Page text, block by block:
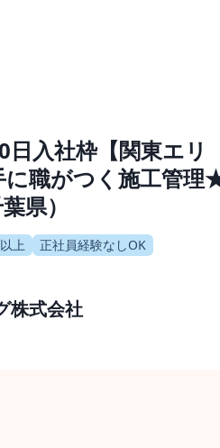
入社枠【関東エリ
に職がつく施工管理
県）
上
正社員経験なしOK
株式会社